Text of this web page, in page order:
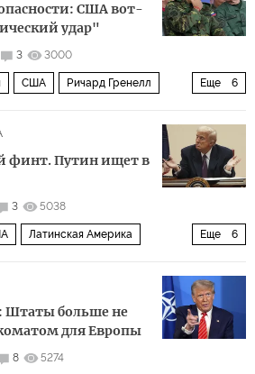
США вот-
удар"
3 3000
Еще 6
США Ричард Гренелл
финт. Путин ищет в
3 5038
Еще 6
Латинская Америка
Штаты больше не
для Европы
8 5274